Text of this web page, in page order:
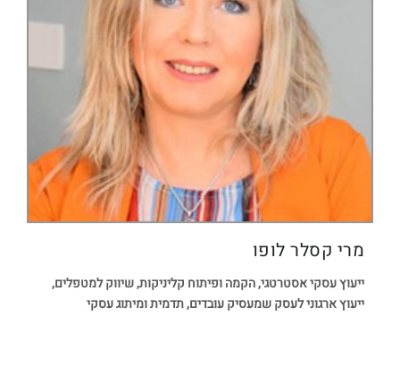
מרי קסלר לופו
ייעוץ עסקי אסטרטגי, הקמה ופיתוח קליניקות, שיווק למטפלים,
ייעוץ ארגוני לעסק שמעסיק עובדים, תדמית ומיתוג עסקי